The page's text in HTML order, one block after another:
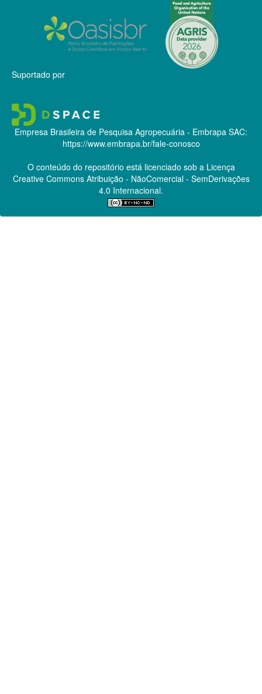
Suportado por
Empresa Brasileira de Pesquisa Agropecuária - Embrapa SAC:
https://www.embrapa.br/fale-conosco
O conteúdo do repositório está licenciado sob a Licença
Creative CommonsAtribuição - NãoComercial - SemDerivações
4.0 Internacional.